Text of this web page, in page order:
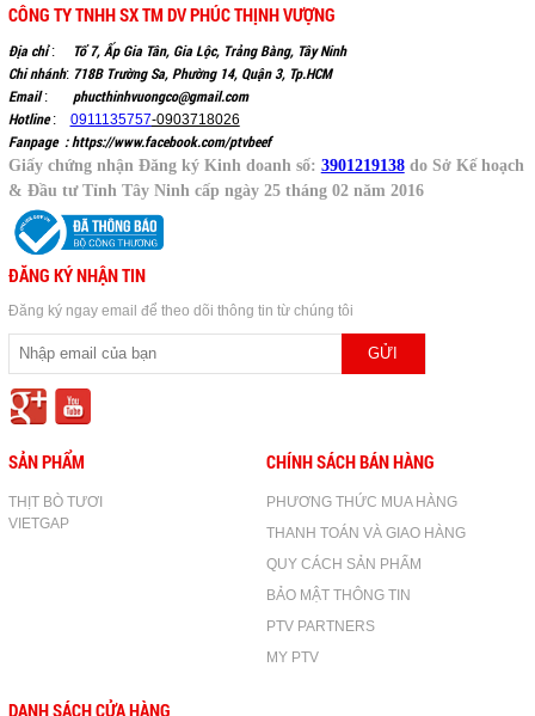
CÔNG TY TNHH SX TM DV PHÚC THỊNH VƯỢNG
Địa chỉ:
Tổ 7, Ấp Gia Tân, Gia Lộc, Trảng Bàng, Tây Ninh
Chi nhánh: 718B Trường Sa, Phường 14, Quận 3, Tp.HCM
Email: phucthinhvuongco@gmail.com
Hotline: 0911135757-0903718026
Fanpage : https://www.facebook.com/ptvbeef
Giấy chứng nhận Đăng ký Kinh doanh số: 3901219138do Sở Kế hoạch
& Đầu tư Tỉnh Tây Ninh cấp ngày 25 tháng 02 năm 2016
ĐĂNG KÝ NHẬN TIN
Đăng ký ngay email để theo dõi thông tin từ chúng tôi
SẢN PHẨM
THỊT BÒ TƯƠI
VIETGAP
CHÍNH SÁCH BÁN HÀNG
PHƯƠNG THỨC MUA HÀNG
THANH TOÁN VÀ GIAO HÀNG
QUY CÁCH SẢN PHẨM
BẢO MẬT THÔNG TIN
PTV PARTNERS
MY PTV
DANH SÁCH CỬA HÀNG